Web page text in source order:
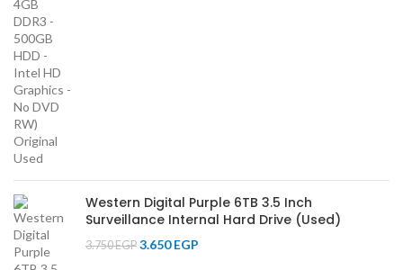
Western Digital Purple 6TB 3.5 Inch
Surveillance Internal Hard Drive (Used)
3.750EGP 3.650EGP